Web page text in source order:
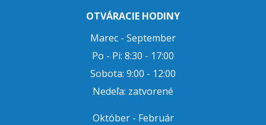
OTVÁRACIE HODINY
Marec - September
Po - Pi: 8:30 - 17:00
Sobota: 9:00 - 12:00
Nedeľa: zatvorené
Október - Február